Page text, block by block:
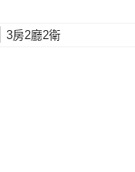
3房2廳2衛